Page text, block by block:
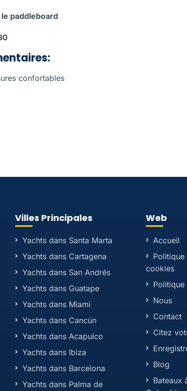
paddleboard
confortables
Villes Principales
Yachts dans Santa Marta
Yachts dans Cartagena
Yachts dans San Andrés
Yachts dans Guatape
Yachts dans Miami
Yachts dans Cancún
Yachts dans Acapulco
Yachts dans Ibiza
Yachts dans Barcelona
Yachts dans Palma de
Web
Accueil
cookies
Nous
Contact
Citez
Blog
Bateaux